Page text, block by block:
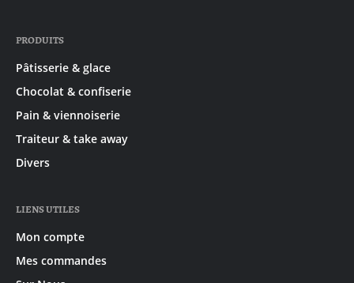
PRODUITS
Pâtisserie & glace
Chocolat & confiserie
Pain & viennoiserie
Traiteur & take away
Divers
LIENS UTILES
Mon compte
Mes commandes